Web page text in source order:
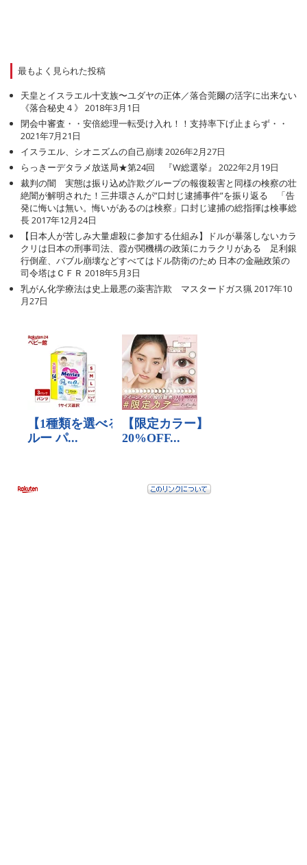
最もよく見られた投稿
天皇とイスラエル十支族〜ユダヤの正体／落合莞爾の活字に出来ない
《落合秘史４》 2018年3月1日
閉会中審査・・安倍総理一転受け入れ！！支持率下げ止まらず・・
2021年7月21日
イスラエル、シオニズムの自己崩壊2026年2月27日
らっきーデタラメ放送局★第24回 『W総選挙』
2022年2月19日
裁判の闇 実態は振り込め詐欺グループの報復殺害と同様の検察の壮
絶闇が解明された！三井環さんが”口封じ逮捕事件”を振り返る 「告
発に悔いは無い。悔いがあるのは検察」口封じ逮捕の総指揮は検事総
長2017年12月24日
【日本人が苦しみ大量虐殺に参加する仕組み】ドルが暴落しないカラ
クリは日本の刑事司法、霞が関機構の政策にカラクリがある 足利銀
行倒産、バブル崩壊などすべてはドル防衛のため 日本の金融政策の
司令塔はＣＦＲ 2018年5月3日
乳がん化学療法は史上最悪の薬害詐欺 マスタードガス猟 2017年10
月27日